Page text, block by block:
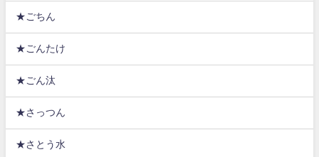
★ごちん
★ごんたけ
★ごん汰
★さっつん
★さとう水